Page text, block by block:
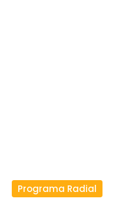
Programa Radial